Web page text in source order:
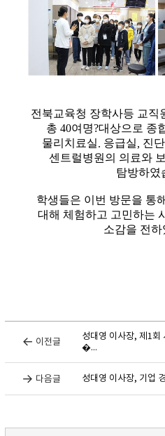
전북교육청 장학사등 교직
총 40여명?대상으로 종
물리치료실. 응급실, 진
센트럴병원의 의료와
탐방하였
학생들은 이번 방문을 통
대해 체험하고 고민하는
소감을 전
이전글
성대영 이사장, 제1회
�...
다음글 성대영 이사장, 기업